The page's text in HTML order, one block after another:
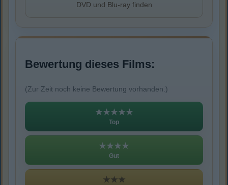
DVD und Blu-ray finden
Bewertung dieses Films:
(Zur Zeit noch keine Bewertung vorhanden.)
★★★★★
Top
★★★★
Gut
★★★